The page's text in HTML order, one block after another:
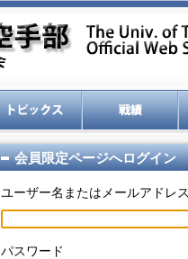
会員限定ページへログイン
ユーザー名またはメールアドレ
パスワード